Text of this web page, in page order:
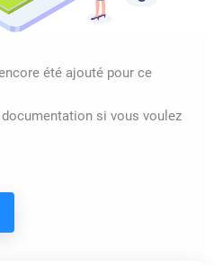
été ajouté pour ce
si vous voulez